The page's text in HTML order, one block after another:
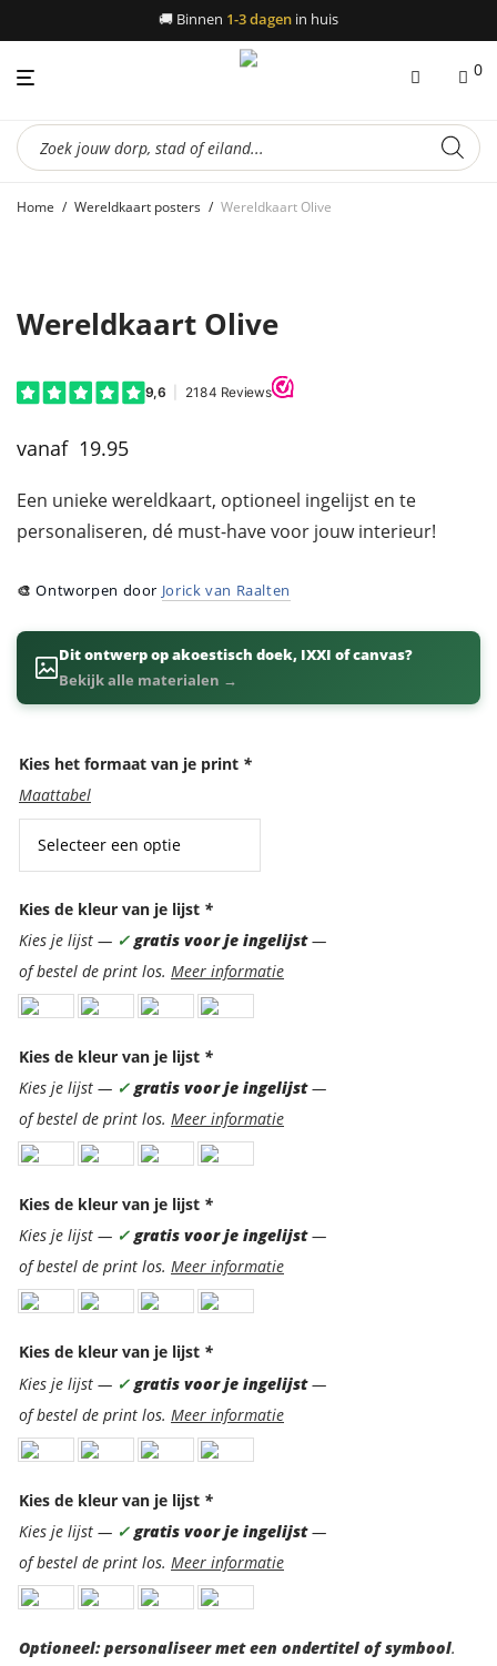
🚚 Binnen 1-3 dagen in huis
0
Producten
zoeken
Home / Wereldkaart posters / Wereldkaart Olive
Wereldkaart Olive
19.95
Een unieke wereldkaart, optioneel ingelijst en te
personaliseren, dé must-have voor jouw interieur!
🎨Ontworpen door Jorick van Raalten
Dit ontwerp op akoestisch doek, IXXI of canvas?
Bekijk alle materialen →
Kies het formaat van je print *
Maattabel
Kies de kleur van je lijst *
Kies je lijst — ✓gratis voor je ingelijst—
of bestel de print los. Meer informatie
Kies de kleur van je lijst *
Kies je lijst — ✓gratis voor je ingelijst—
of bestel de print los. Meer informatie
Kies de kleur van je lijst *
Kies je lijst — ✓gratis voor je ingelijst—
of bestel de print los. Meer informatie
Kies de kleur van je lijst *
Kies je lijst — ✓ gratis voor je ingelijst—
of bestel de print los. Meer informatie
Kies de kleur van je lijst *
Kies je lijst — ✓ gratis voor je ingelijst—
of bestel de print los. Meer informatie
Optioneel:
Optioneel: personaliseer met een ondertitel of symbool.